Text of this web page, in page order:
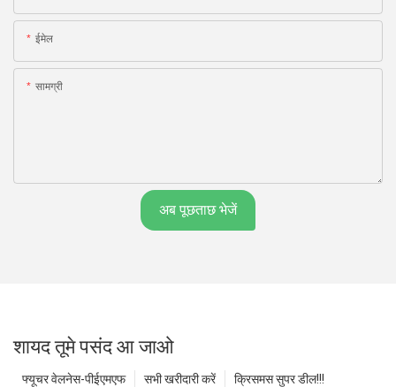
ईमेल
सामग्री
अब पूछताछ भेजें
शायद तूमे पसंद आ जाओ
क्रिसमस सुपर डील!!!
सभी खरीदारी करें
फ्यूचर वेलनेस-पीईएमएफ